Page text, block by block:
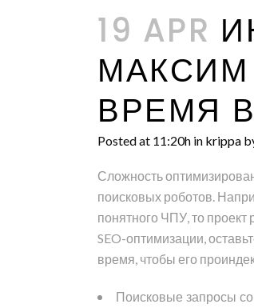
19 APR
МАКСИМ
ВРЕМЯ
Posted at 11:20h in krippa
Сложность
поисковых роботов.
понятного ЧПУ, то
SEO-оптимизации,
время, чтобы его
Поисковые запросы